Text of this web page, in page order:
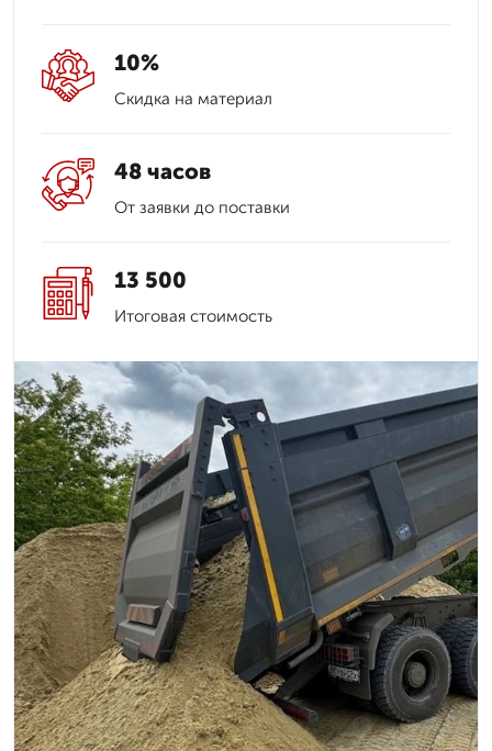
10%
Скидка на материал
48 часов
От заявки до поставки
13 500
Итоговая стоимость